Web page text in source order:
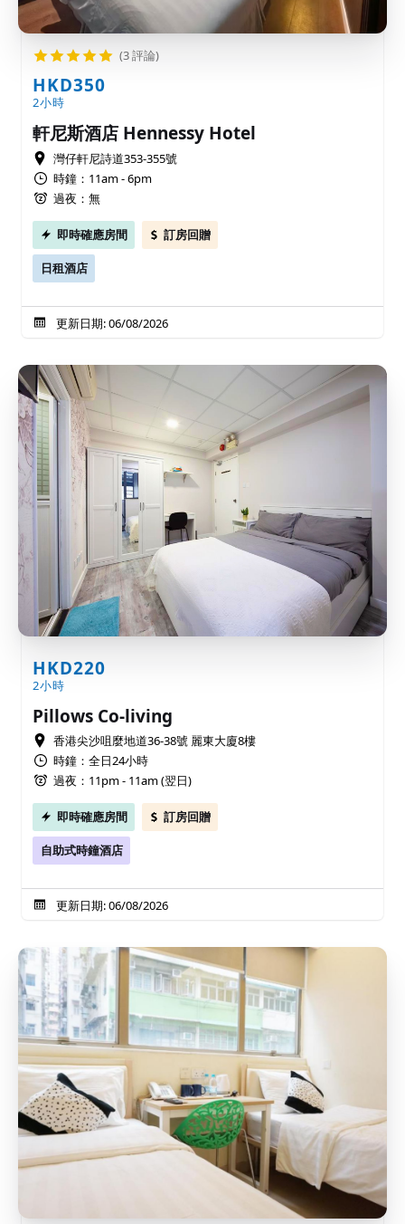
(3 評論)
HKD350
2小時
軒尼斯酒店 Hennessy Hotel
灣仔軒尼詩道353-355號
時鐘：11am - 6pm
過夜：無
即時確應房間 訂房回贈
日租酒店
更新日期: 06/08/2026
HKD220
2小時
Pillows Co-living
香港尖沙咀麼地道36-38號 麗東大廈8樓
時鐘：全日24小時
過夜：11pm - 11am (翌日)
即時確應房間 訂房回贈
自助式時鐘酒店
更新日期: 06/08/2026